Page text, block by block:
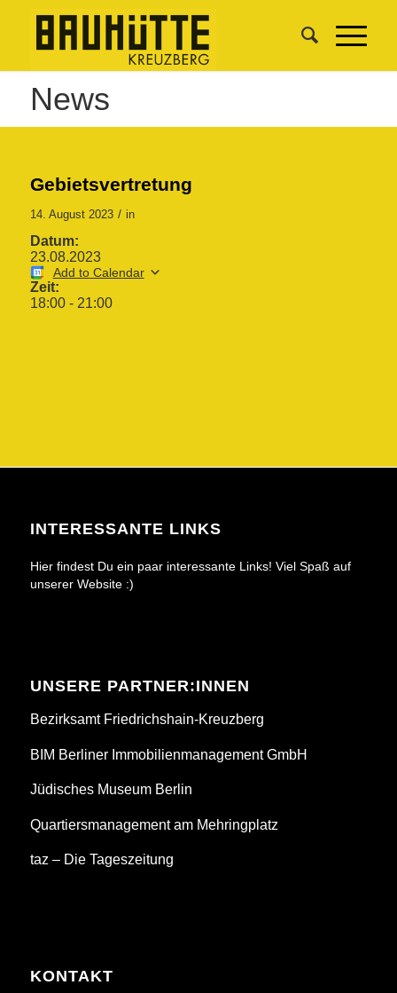
News
Gebietsvertretung
14. August 2023 / in
Datum:
23.08.2023
Add to Calendar
Zeit:
18:00- 21:00
INTERESSANTE LINKS
Hier findest Du ein paar interessante Links! Viel Spaß auf
unserer Website :)
UNSERE PARTNER:INNEN
Bezirksamt Friedrichshain-Kreuzberg
BIM Berliner Immobilienmanagement GmbH
Jüdisches Museum Berlin
Quartiersmanagement am Mehringplatz
taz – Die Tageszeitung
KONTAKT